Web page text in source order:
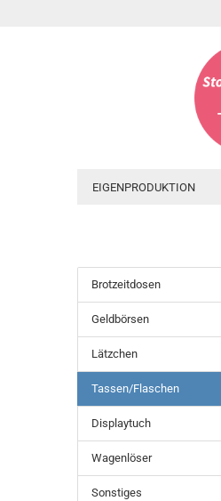
EIGENPRODUKTION
Brotzeitdosen
Geldbörsen
Lätzchen
Tassen/Flaschen
Displaytuch
Wagenlöser
Sonstiges